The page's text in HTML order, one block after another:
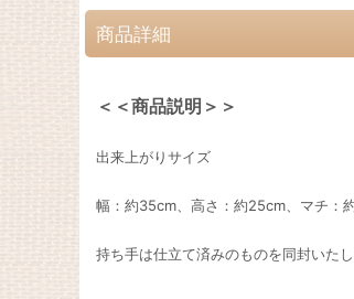
商品詳細
＜＜商品説明＞＞
出来上がりサイズ
幅：約35cm、高さ：約25cm、マチ：
持ち手は仕立て済みのものを同封いたし